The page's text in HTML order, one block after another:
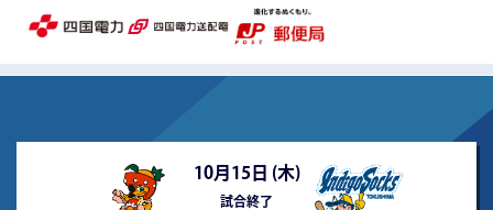
10月15日 (木)
試合終了